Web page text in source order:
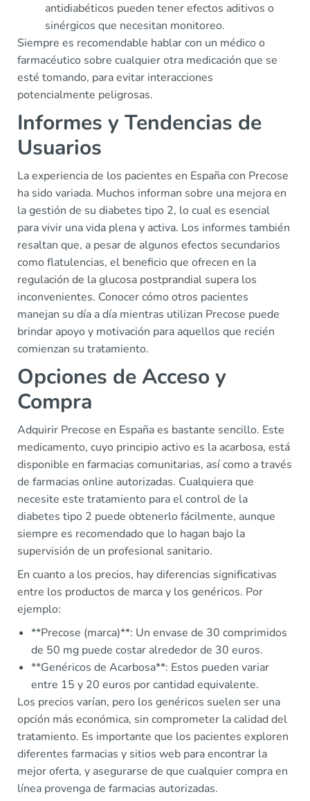
antidiabéticos pueden tener efectos aditivos o
sinérgicos que necesitan monitoreo.
Siempre es recomendable hablar con un médico o
farmacéutico sobre cualquier otra medicación que se
esté tomando, para evitar interacciones
potencialmente peligrosas.
Informes y Tendencias de
Usuarios
La experiencia de los pacientes en España con Precose
ha sido variada. Muchos informan sobre una mejora en
la gestión de su diabetes tipo 2, lo cual es esencial
para vivir una vida plena y activa. Los informes también
resaltan que, a pesar de algunos efectos secundarios
como flatulencias, el beneficio que ofrecen en la
regulación de la glucosa postprandial supera los
inconvenientes. Conocer cómo otros pacientes
manejan su día a día mientras utilizan Precose puede
brindar apoyo y motivación para aquellos que recién
comienzan su tratamiento.
Opciones de Acceso y
Compra
Adquirir Precose en España es bastante sencillo. Este
medicamento, cuyo principio activo es la acarbosa, está
disponible en farmacias comunitarias, así como a través
de farmacias online autorizadas. Cualquiera que
necesite este tratamiento para el control de la
diabetes tipo 2 puede obtenerlo fácilmente, aunque
siempre es recomendado que lo hagan bajo la
supervisión de un profesional sanitario.
En cuanto a los precios, hay diferencias significativas
entre los productos de marca y los genéricos. Por
ejemplo:
**Precose (marca)**: Un envase de 30 comprimidos
de 50 mg puede costar alrededor de 30 euros.
**Genéricos de Acarbosa**: Estos pueden variar
entre 15 y 20 euros por cantidad equivalente.
Los precios varían, pero los genéricos suelen ser una
opción más económica, sin comprometer la calidad del
tratamiento. Es importante que los pacientes exploren
diferentes farmacias y sitios web para encontrar la
mejor oferta, y asegurarse de que cualquier compra en
línea provenga de farmacias autorizadas.